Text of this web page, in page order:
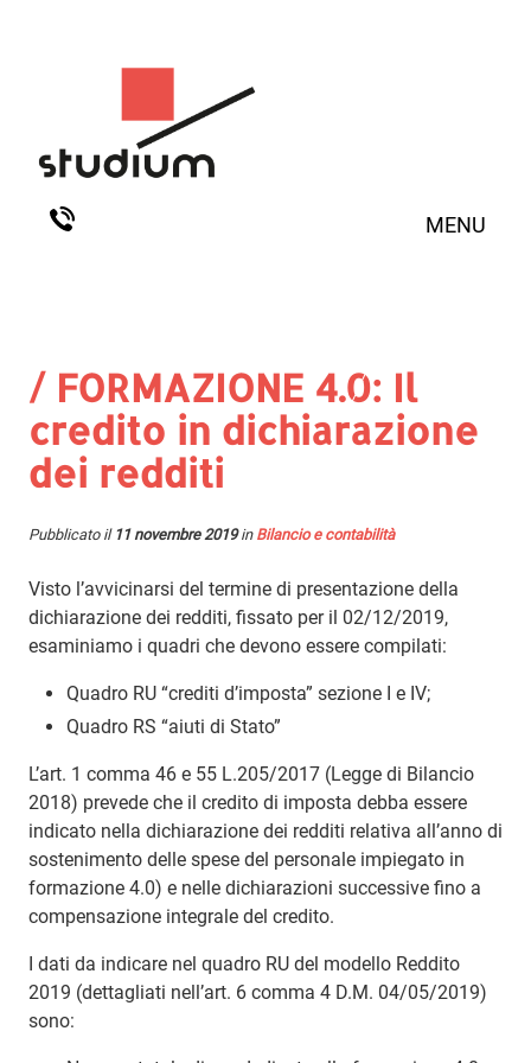
MENU
/ FORMAZIONE 4.0: Il
credito in dichiarazione
dei redditi
Pubblicato il 11 novembre 2019in Bilancio e contabilità
Visto l’avvicinarsi del termine di presentazione della
dichiarazione dei redditi, fissato per il 02/12/2019,
esaminiamo i quadri che devono essere compilati:
Quadro RU “crediti d’imposta” sezione I e IV;
Quadro RS “aiuti di Stato”
L’art. 1 comma 46 e 55 L.205/2017 (Legge di Bilancio
2018) prevede che il credito di imposta debba essere
indicato nella dichiarazione dei redditi relativa all’anno di
sostenimento delle spese del personale impiegato in
formazione 4.0) e nelle dichiarazioni successive fino a
compensazione integrale del credito.
I dati da indicare nel quadro RU del modello Reddito
2019 (dettagliati nell’art. 6 comma 4 D.M. 04/05/2019)
sono: